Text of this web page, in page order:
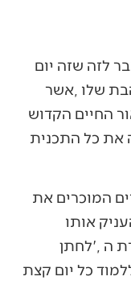
‬באירוסין‭, ‬שיהיו‭ ‬כמובן‭ ‬בקרוב‭ ‬בעזרת‭ ‬ה‮'‬‭, ‬לחתן‭